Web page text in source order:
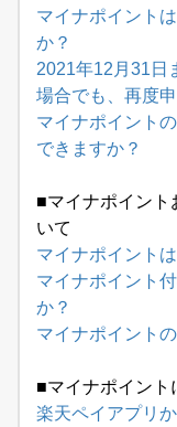
マイナポイント
か？
2021年12月31日
場合でも、再度
マイナポイント
できますか？
■マイナポイント
いて
マイナポイント
マイナポイント
か？
マイナポイント
■マイナポイント
楽天ペイアプリ